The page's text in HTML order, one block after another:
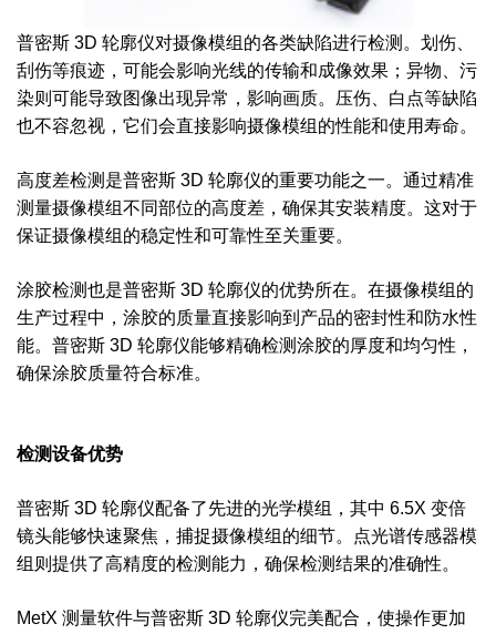
普密斯 3D 轮廓仪对摄像模组的各类缺陷进行检测。划伤、
刮伤等痕迹，可能会影响光线的传输和成像效果；异物、污
染则可能导致图像出现异常，影响画质。压伤、白点等缺陷
也不容忽视，它们会直接影响摄像模组的性能和使用寿命。
高度差检测是普密斯 3D 轮廓仪的重要功能之一。通过精准
测量摄像模组不同部位的高度差，确保其安装精度。这对于
保证摄像模组的稳定性和可靠性至关重要。
涂胶检测也是普密斯 3D 轮廓仪的优势所在。在摄像模组的
生产过程中，涂胶的质量直接影响到产品的密封性和防水性
能。普密斯 3D 轮廓仪能够精确检测涂胶的厚度和均匀性，
确保涂胶质量符合标准。
检测设备优势
普密斯 3D 轮廓仪配备了先进的光学模组，其中 6.5X 变倍
镜头能够快速聚焦，捕捉摄像模组的细节。点光谱传感器模
组则提供了高精度的检测能力，确保检测结果的准确性。
MetX 测量软件与普密斯 3D 轮廓仪完美配合，使操作更加